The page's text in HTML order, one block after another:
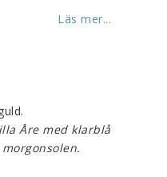
Läs mer...
Åre med klarblå